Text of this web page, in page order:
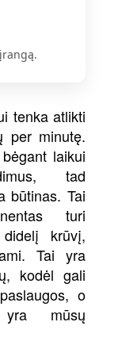
tenka atlikti
per minutę.
laikui
tad
būtinas. Tai
turi
krūvį,
Tai yra
kodėl gali
o
mūsų